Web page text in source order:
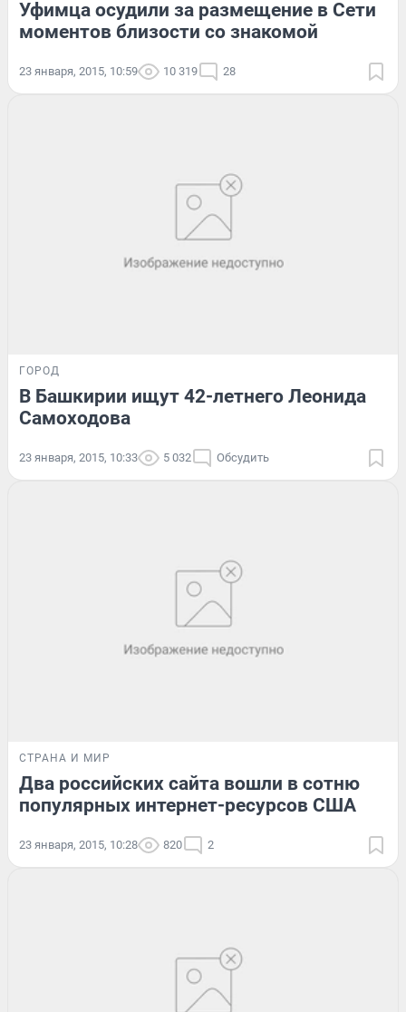
Уфимца осудили за размещение в Сети
моментов близости со знакомой
23 января, 2015, 10:59 10 319 28
ГОРОД
В Башкирии ищут 42-летнего Леонида
Самоходова
23 января, 2015, 10:33 5 032 Обсудить
СТРАНА И МИР
Два российских сайта вошли в сотню
популярных интернет-ресурсов США
23 января, 2015, 10:28 820 2